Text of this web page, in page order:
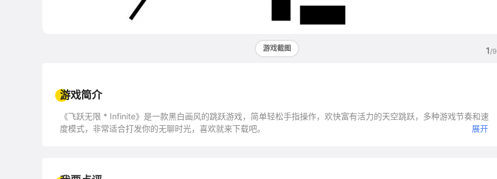
1/9
游戏截图
游戏简介
《飞跃无限 * Infinite》是一款黑白画风的跳跃游戏，简单轻松手指操作，欢快富有活力的天空跳跃，多种游戏节奏和速
度模式，非常适合打发你的无聊时光，喜欢就来下载吧。
展开